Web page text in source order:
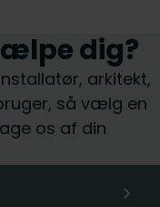
dig?
arkitekt,
så vælg en
os af din